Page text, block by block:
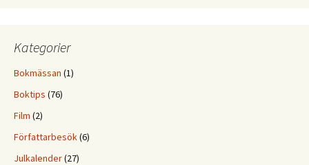
Kategorier
Bokmässan (1)
Boktips (76)
Film (2)
Författarbesök(6)
Julkalender(27)